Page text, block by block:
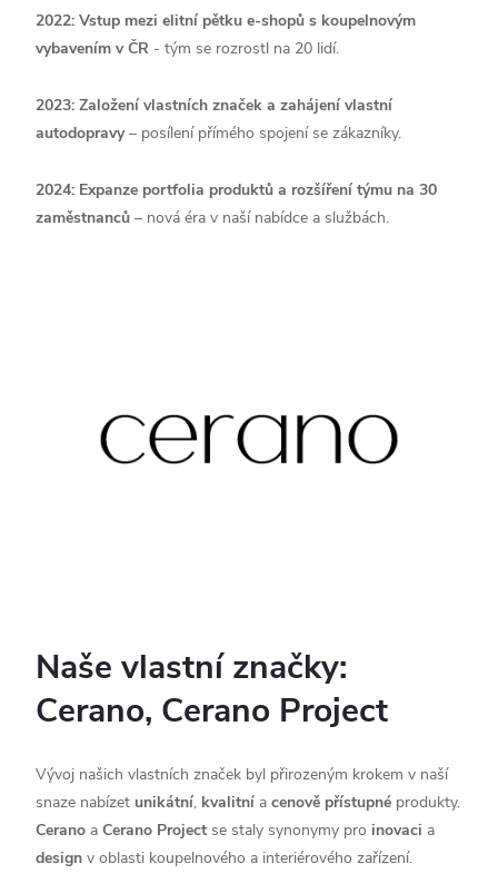
2022: Vstup mezi elitní pětku e-shopů s koupelnovým
vybavením v ČR - tým se rozrostl na 20 lidí.
2023: Založení vlastních značek a zahájení vlastní
autodopravy– posílení přímého spojení se zákazníky.
2024: Expanze portfolia produktů a rozšíření týmu na 30
zaměstnanců – nová éra v naší nabídce a službách.
Naše vlastní značky:
Cerano, Cerano Project
Vývoj našich vlastních značek byl přirozeným krokem v naší
snaze nabízet unikátní, kvalitní a cenově přístupné produkty.
Cerano a Cerano Project se staly synonymy pro inovaci a
design v oblasti koupelnového a interiérového zařízení.